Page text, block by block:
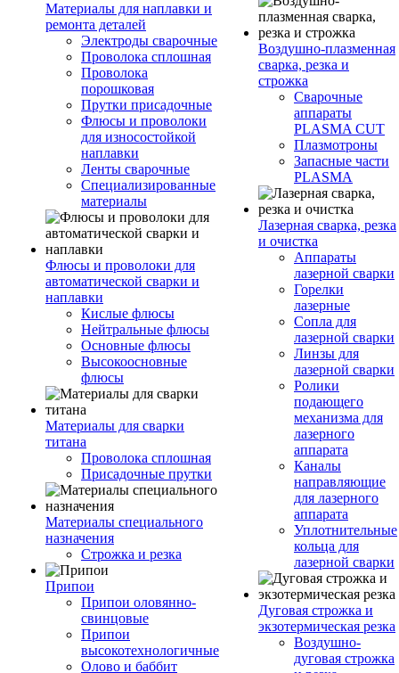
Материалы для наплавки и
ремонта деталей
Электроды сварочные
Проволока сплошная
Проволока
порошковая
Прутки присадочные
Флюсы и проволоки
для износостойкой
наплавки
Ленты сварочные
Специализированные
материалы
Флюсы и проволоки для
автоматической сварки и
наплавки
Кислые флюсы
Нейтральные флюсы
Основные флюсы
Высокоосновные
флюсы
Материалы для сварки
титана
Проволока сплошная
Присадочные прутки
Материалы специального
назначения
Строжка и резка
Припои
Припои оловянно-
свинцовые
Припои
высокотехнологичные
Олово и баббит
Воздушно-плазменная
сварка, резка и
строжка
Сварочные
аппараты
PLASMA CUT
Плазмотроны
Запасные части
PLASMA
Лазерная сварка, резка
и очистка
Аппараты
лазерной сварки
Горелки
лазерные
Сопла для
лазерной сварки
Линзы для
лазерной сварки
Ролики
подающего
механизма для
лазерного
аппарата
Каналы
направляющие
для лазерного
аппарата
Уплотнительные
кольца для
лазерной сварки
Дуговая строжка и
экзотермическая резка
Воздушно-
дуговая строжка